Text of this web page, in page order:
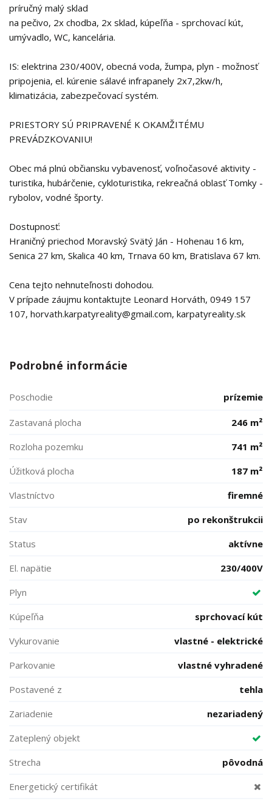
príručný malý sklad
na pečivo, 2x chodba, 2x sklad, kúpeľňa - sprchovací kút,
umývadlo, WC, kancelária.
IS: elektrina 230/400V, obecná voda, žumpa, plyn - možnosť
pripojenia, el. kúrenie sálavé infrapanely 2x7,2kw/h,
klimatizácia, zabezpečovací systém.
PRIESTORY SÚ PRIPRAVENÉ K OKAMŽITÉMU
PREVÁDZKOVANIU!
Obec má plnú občiansku vybavenosť, voľnočasové aktivity -
turistika, hubárčenie, cykloturistika, rekreačná oblasť Tomky -
rybolov, vodné športy.
Dostupnosť:
Hraničný priechod Moravský Svätý Ján - Hohenau 16 km,
Senica 27 km, Skalica 40 km, Trnava 60 km, Bratislava 67 km.
Cena tejto nehnuteľnosti dohodou.
V prípade záujmu kontaktujte Leonard Horváth, 0949 157
107, horvath.karpatyreality@gmail.com, karpatyreality.sk
Podrobné informácie
Poschodie prízemie
Zastavaná plocha
246 m²
Rozloha pozemku
741 m²
Úžitková plocha
187 m²
Vlastníctvo
firemné
Stav
po rekonštrukcii
Status
aktívne
El. napätie
230/400V
Plyn
Kúpeľňa
sprchovací kút
Vykurovanie
vlastné - elektrické
Parkovanie
vlastné vyhradené
Postavené z
tehla
Zariadenie
nezariadený
Zateplený objekt
Strecha
pôvodná
Energetický certifikát